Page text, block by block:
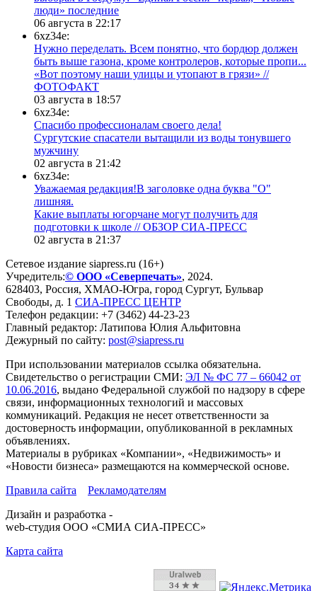
люди» последние
06 августа в 22:17
6xz34e:
Нужно переделать. Всем понятно, что бордюр должен
быть выше газона, кроме контролеров, которые пропи...
«Вот поэтому наши улицы и утопают в грязи» //
ФОТОФАКТ
03 августа в 18:57
6xz34e:
Спасибо профессионалам своего дела!
Сургутские спасатели вытащили из воды тонувшего
мужчину
02 августа в 21:42
6xz34e:
Уважаемая редакция!В заголовке одна буква "О"
лишняя.
Какие выплаты югорчане могут получить для
подготовки к школе // ОБЗОР СИА-ПРЕСС
02 августа в 21:37
Сетевое издание siapress.ru (16+)
Учредитель:© ООО «Северпечать», 2024.
628403, Россия, ХМАО-Югра, город Сургут, Бульвар
Свободы, д. 1 СИА-ПРЕСС ЦЕНТР
Телефон редакции: +7 (3462) 44-23-23
Главный редактор: Латипова Юлия Альфитовна
Дежурный по сайту: post@siapress.ru
При использовании материалов ссылка обязательна.
Свидетельство о регистрации СМИ: ЭЛ № ФС 77 – 66042 от
10.06.2016, выдано Федеральной службой по надзору в сфере
связи, информационных технологий и массовых
коммуникаций. Редакция не несет ответственности за
достоверность информации, опубликованной в рекламных
объявлениях.
Материалы в рубриках «Компании», «Недвижимость» и
«Новости бизнеса» размещаются на коммерческой основе.
Правила сайта
Рекламодателям
Дизайн и разработка -
web-студия ООО «СМИА СИА-ПРЕСС»
Карта сайта